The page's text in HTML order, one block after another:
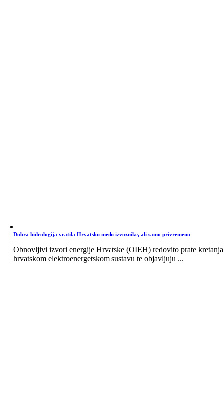
Dobra hidrologija vratila Hrvatsku među izvoznike, ali samo privremeno
Obnovljivi izvori energije Hrvatske (OIEH) redovito prate
hrvatskom elektroenergetskom sustavu te objavljuju ...